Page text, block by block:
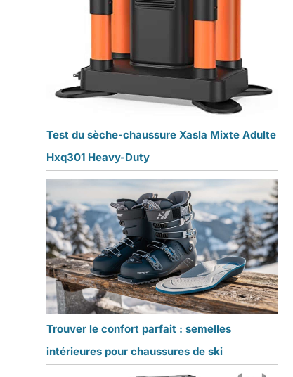
Test du sèche-chaussure Xasla Mixte Adulte
Hxq301 Heavy-Duty
Trouver le confort parfait : semelles
intérieures pour chaussures de ski